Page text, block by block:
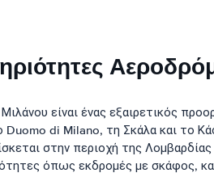
είναι ένας εξαιρετικός
Duomo di Milano, τη Σκάλα και το
στην περιοχή της
όπως εκδρομές με σκάφος,